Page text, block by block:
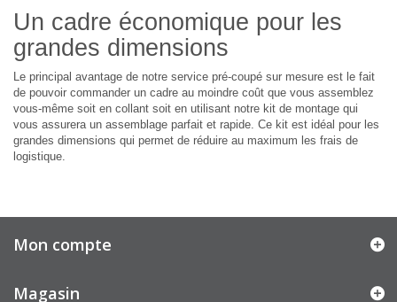
Un cadre économique pour les
grandes dimensions
Le principal avantage de notre service pré-coupé sur mesure est le fait
de pouvoir commander un cadre au moindre coût que vous assemblez
vous-même soit en collant soit en utilisant notre kit de montage qui
vous assurera un assemblage parfait et rapide. Ce kit est idéal pour les
grandes dimensions qui permet de réduire au maximum les frais de
logistique.
Mon compte
Magasin